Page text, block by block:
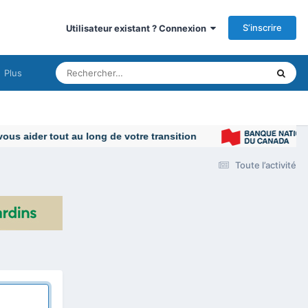
Utilisateur existant ? Connexion S’inscrire
Plus
aider tout au long de votre transition
Toute l’activité